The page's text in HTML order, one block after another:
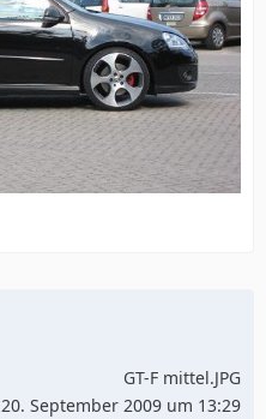
GT-F mittel.JPG
20. September 2009 um 13:29